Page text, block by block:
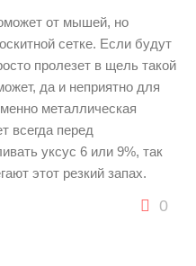
от мышей, но
сетке. Если будут
пролезет в щель такой
да и неприятно для
металлическая
всегда перед
уксус 6 или 9%, так
этот резкий запах.
0